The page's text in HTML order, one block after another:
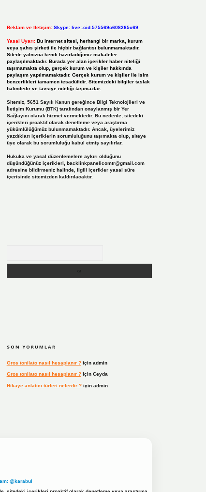
Reklam ve İletişim: Skype: live:.cid.575569c608265c69
Yasal Uyarı: Bu internet sitesi, herhangi bir marka, kurum
veya şahıs şirketi ile hiçbir bağlantısı bulunmamaktadır.
Sitede yalnızca kendi hazırladığımız makaleler
paylaşılmaktadır. Burada yer alan içerikler haber niteliği
taşımamakta olup, gerçek kurum ve kişiler hakkında
paylaşım yapılmamaktadır. Gerçek kurum ve kişiler ile isim
benzerlikleri tamamen tesadüfidir. Sitemizdeki bilgiler taslak
halindedir ve tavsiye niteliği taşımazlar.
Sitemiz, 5651 Sayılı Kanun gereğince Bilgi Teknolojileri ve
İletişim Kurumu (BTK) tarafından onaylanmış bir Yer
Sağlayıcı olarak hizmet vermektedir. Bu nedenle, sitedeki
içerikleri proaktif olarak denetleme veya araştırma
yükümlülüğümüz bulunmamaktadır. Ancak, üyelerimiz
yazdıkları içeriklerin sorumluluğunu taşımakta olup, siteye
üye olarak bu sorumluluğu kabul etmiş sayılırlar.
Hukuka ve yasal düzenlemelere aykırı olduğunu
düşündüğünüz içerikleri, backlinkpanelicomtr@gmail.com
adresine bildirmeniz halinde, ilgili içerikler yasal süre
içerisinde sitemizden kaldırılacaktır.
SON YORUMLAR
Gros tonilato nasıl hesaplanır ?için admin
Gros tonilato nasıl hesaplanır ?için Ceyda
Hikaye anlatıcı türleri nelerdir ?için admin
@karabul